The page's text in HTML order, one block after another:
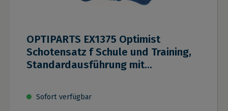
OPTIPARTS EX1375 Optimist
Schotensatz f Schule und Training,
Standardausführung mit
Sofort verfügbar